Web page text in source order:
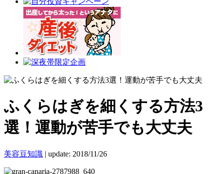
ふくらはぎを細くする方法3
選！運動が苦手でも大丈夫
美容豆知識 | update: 2018/11/26